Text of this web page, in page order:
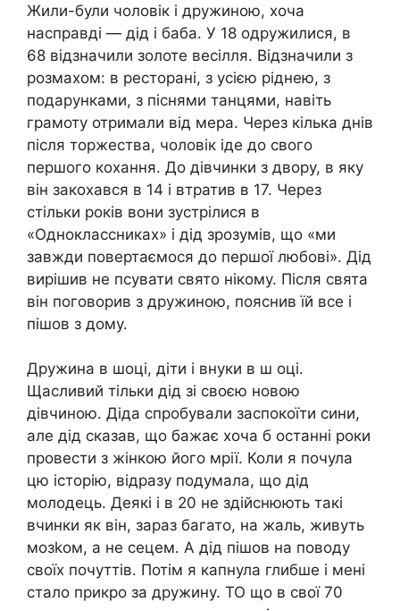
Жили-були чоловік і дружиною, хоча
насправді — дід і баба. У 18 одружилися, в
68 відзначили золоте весілля. Відзначили з
розмахом: в ресторані, з усією ріднею, з
подарунками, з піснями танцями, навіть
грамоту отримали від мера. Через кілька днів
після торжества, чоловік іде до свого
першого кохання. До дівчинки з двору, в яку
він закохався в 14 і втратив в 17. Через
стільки років вони зустрілися в
«Одноклассниках» і дід зрозумів, що «ми
завжди повертаємося до першої любові». Дід
вирішив не псувати свято нікому. Після свята
він поговорив з дружиною, пояснив їй все і
пішов з дому.
Дружина в шоці, діти і внуки в ш оці.
Щасливий тільки дід зі своєю новою
дівчиною. Діда спробували заспокоїти сини,
але дід сказав, що бажає хоча б останні роки
провести з жінкою його мрії. Коли я почула
цю історію, відразу подумала, що дід
молодець. Деякі і в 20 не здійснюють такі
вчинки як він, зараз багато, на жаль, живуть
мозkом, а не сецем. А дід пішов на поводу
своїх почуттів. Потім я капнула глибше і мені
стало прикро за дружину. ТО що в свої 70